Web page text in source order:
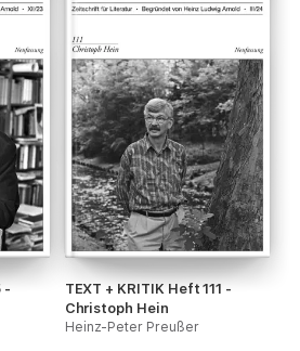
-
TEXT + KRITIK Heft 111 -
Christoph Hein
Heinz-Peter Preußer